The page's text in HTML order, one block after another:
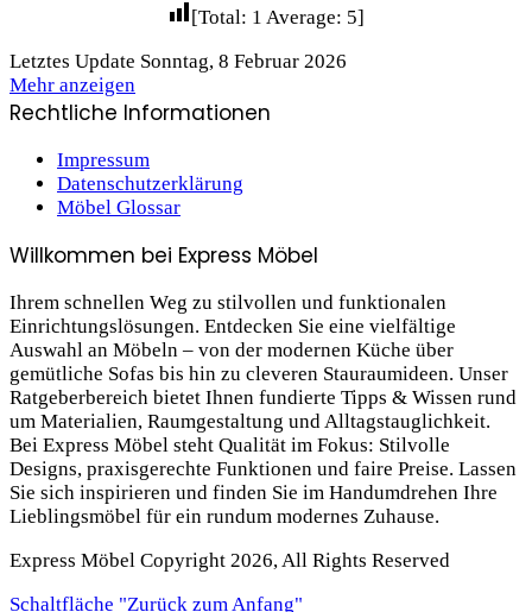
[Total: 1 Average: 5]
Letztes Update Sonntag, 8 Februar 2026
Mehr anzeigen
Rechtliche Informationen
Impressum
Datenschutzerklärung
Möbel Glossar
Willkommen bei Express Möbel
Ihrem schnellen Weg zu stilvollen und funktionalen
Einrichtungslösungen. Entdecken Sie eine vielfältige
Auswahl an Möbeln – von der modernen Küche über
gemütliche Sofas bis hin zu cleveren Stauraum­ideen. Unser
Ratgeberbereich bietet Ihnen fundierte Tipps & Wissen rund
um Materialien, Raumgestaltung und Alltagstauglichkeit.
Bei Express Möbel steht Qualität im Fokus: Stilvolle
Designs, praxis­gerechte Funktionen und faire Preise. Lassen
Sie sich inspirieren und finden Sie im Handumdrehen Ihre
Lieblings­möbel für ein rundum modernes Zuhause.
Express Möbel Copyright 2026, All Rights Reserved
Schaltfläche "Zurück zum Anfang"